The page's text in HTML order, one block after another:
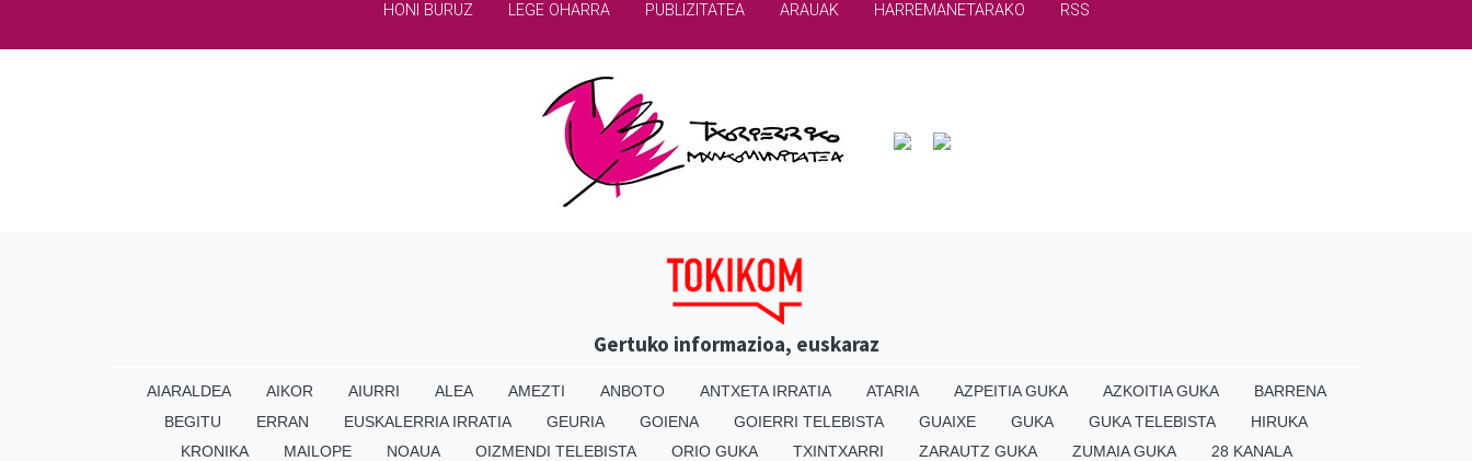
HONI BURUZ LEGE OHARRA PUBLIZITATEA ARAUAK HARREMANETARAKO RSS
Gertuko informazioa, euskaraz
AIARALDEA AIKOR AIURRI ALEA AMEZTI ANBOTO ANTXETA IRRATIA ATARIA AZPEITIA GUKA AZKOITIA GUKA
BARRENA
BEGITU
ERRAN EUSKALERRIA IRRATIA GEURIA GOIENA GOIERRI TELEBISTA GUAIXE GUKA GUKA TELEBISTA
HIRUKA
KRONIKA
MAILOPE NOAUA OIZMENDI TELEBISTA ORIO GUKA TXINTXARRI ZARAUTZ GUKA ZUMAIA GUKA 28 KANALA